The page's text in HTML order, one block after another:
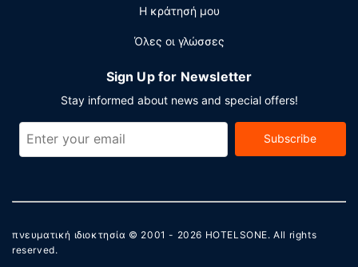
Η κράτησή μου
Όλες οι γλώσσες
Sign Up for Newsletter
Stay informed about news and special offers!
Subscribe
πνευματική ιδιοκτησία © 2001 - 2026 HOTELSONE. All rights
reserved.